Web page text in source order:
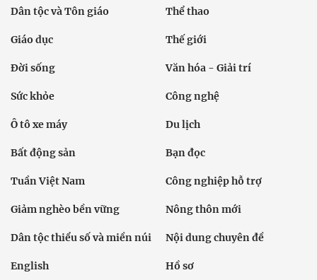
Dân tộc và Tôn giáo Thể thao
Giáo dục Thế giới
Đời sống Văn hóa - Giải trí
Sức khỏe Công nghệ
Ô tô xe máy Du lịch
Bất động sản Bạn đọc
Tuần Việt Nam Công nghiệp hỗ trợ
Giảm nghèo bền vững Nông thôn mới
Dân tộc thiểu số và miền núi Nội dung chuyên đề
English Hồ sơ